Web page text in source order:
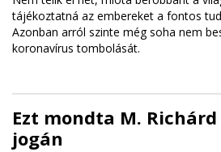
tájékoztatná az embereket a fontos
Azonban arról szinte még soha nem
koronavírus tombolását.
Ezt mondta M.
jogán